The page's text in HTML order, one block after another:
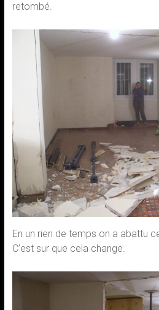
retombé.
En un rien de temps on a abattu
C’est sur que cela change.